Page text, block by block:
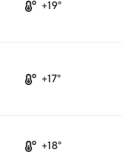
+19°
+17°
+18°